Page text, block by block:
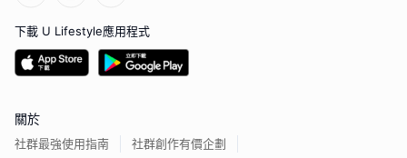
下載 U Lifestyle應用程式
關於
社群最強使用指南 社群創作有價企劃